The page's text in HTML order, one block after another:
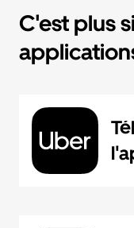
C'est plus